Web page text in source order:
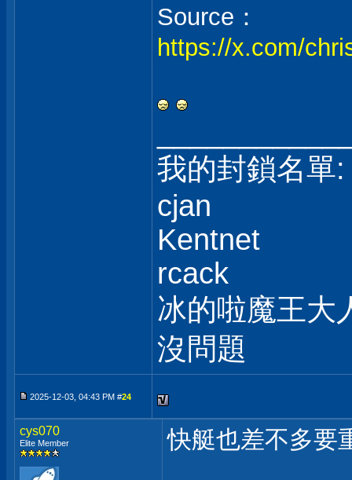
Source：
https://x.com/
我的封鎖名單:
cjan
Kentnet
rcack
冰的啦魔王大
沒問題
2025-12-03, 04:43 PM #24
cys070
Elite Member 快艇也差不多要